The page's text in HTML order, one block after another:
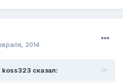
2014
сказал: